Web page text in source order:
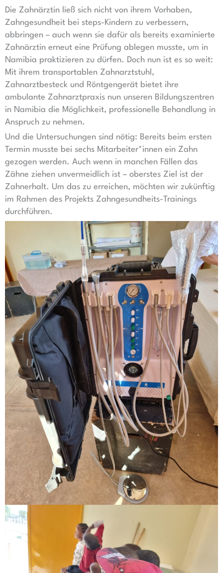
Die Zahnärztin ließ sich nicht von ihrem Vorhaben,
Zahngesundheit bei steps-Kindern zu verbessern,
abbringen – auch wenn sie dafür als bereits examinierte
Zahnärztin erneut eine Prüfung ablegen musste, um in
Namibia praktizieren zu dürfen. Doch nun ist es so weit:
Mit ihrem transportablen Zahnarztstuhl,
Zahnarztbesteck und Röntgengerät bietet ihre
ambulante Zahnarztpraxis nun unseren Bildungszentren
in Namibia die Möglichkeit, professionelle Behandlung in
Anspruch zu nehmen.
Und die Untersuchungen sind nötig: Bereits beim ersten
Termin musste bei sechs Mitarbeiter*innen ein Zahn
gezogen werden. Auch wenn in manchen Fällen das
Zähne ziehen unvermeidlich ist – oberstes Ziel ist der
Zahnerhalt. Um das zu erreichen, möchten wir zukünftig
im Rahmen des Projekts Zahngesundheits-Trainings
durchführen.